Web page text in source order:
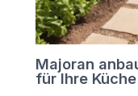
Majoran
für Ihre Küche